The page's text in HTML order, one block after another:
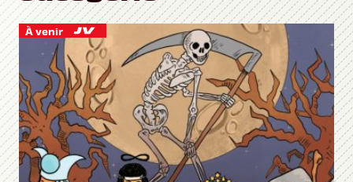
À venir